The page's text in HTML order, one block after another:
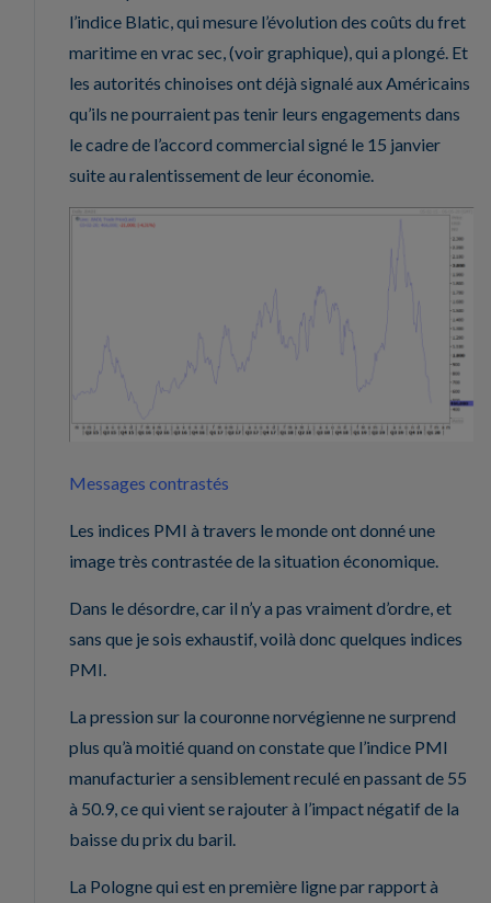
l’indice Blatic, qui mesure l’évolution des coûts du fret
maritime en vrac sec, (voir graphique), qui a plongé. Et
les autorités chinoises ont déjà signalé aux Américains
qu’ils ne pourraient pas tenir leurs engagements dans
le cadre de l’accord commercial signé le 15 janvier
suite au ralentissement de leur économie.
Messages contrastés
Les indices PMI à travers le monde ont donné une
image très contrastée de la situation économique.
Dans le désordre, car il n’y a pas vraiment d’ordre, et
sans que je sois exhaustif, voilà donc quelques indices
PMI.
La pression sur la couronne norvégienne ne surprend
plus qu’à moitié quand on constate que l’indice PMI
manufacturier a sensiblement reculé en passant de 55
à 50.9, ce qui vient se rajouter à l’impact négatif de la
baisse du prix du baril.
La Pologne qui est en première ligne par rapport à